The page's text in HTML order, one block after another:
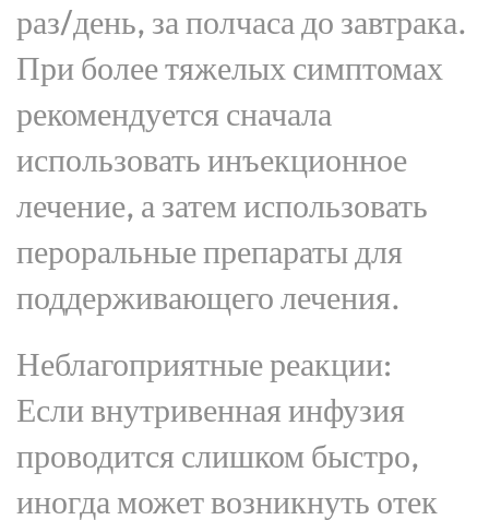
раз/день, за полчаса до завтрака.
При более тяжелых симптомах
рекомендуется сначала
использовать инъекционное
лечение, а затем использовать
пероральные препараты для
поддерживающего лечения.
Неблагоприятные реакции:
Если внутривенная инфузия
проводится слишком быстро,
иногда может возникнуть отек